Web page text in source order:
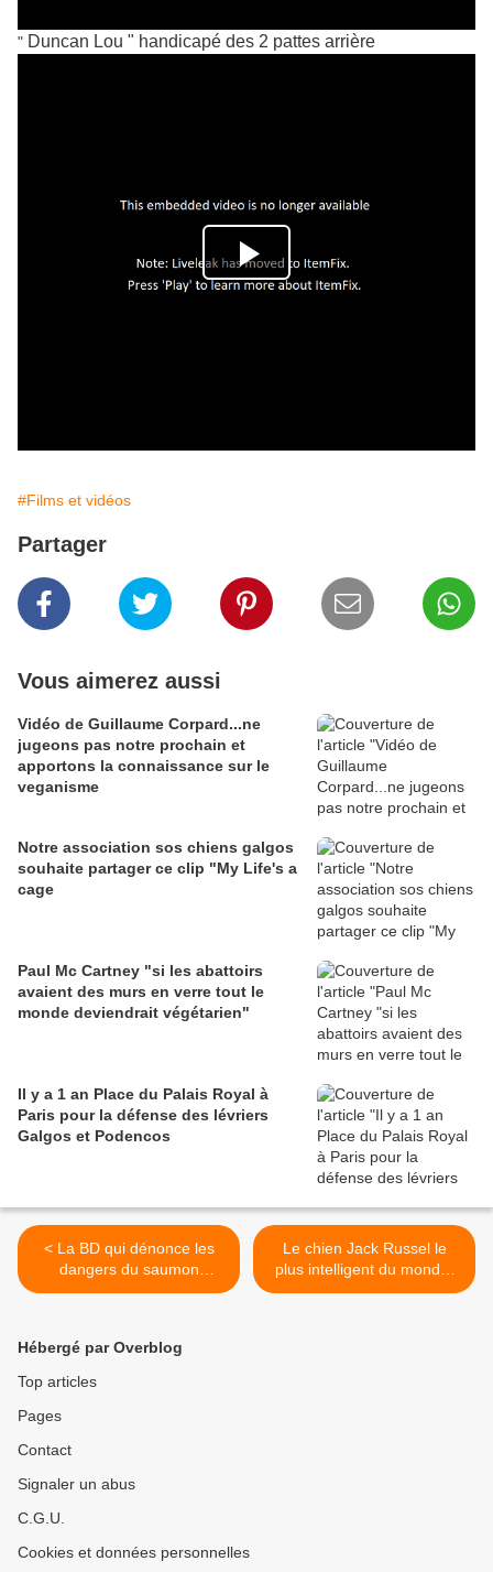
" Duncan Lou " handicapé des 2 pattes arrière
#Films et vidéos
Partager
Vous aimerez aussi
Vidéo de Guillaume Corpard...ne
jugeons pas notre prochain et
apportons la connaissance sur le
veganisme
Notre association sos chiens galgos
souhaite partager ce clip "My Life's a
cage
Paul Mc Cartney "si les abattoirs
avaient des murs en verre tout le
monde deviendrait végétarien"
Il y a 1 an Place du Palais Royal à
Paris pour la défense des lévriers
Galgos et Podencos
< La BD qui dénonce les
dangers du saumon
Norvégien
Le chien Jack Russel le
plus intelligent du monde,
regardez.. >
Hébergé par Overblog
Top articles
Pages
Contact
Signaler un abus
C.G.U.
Cookies et données personnelles